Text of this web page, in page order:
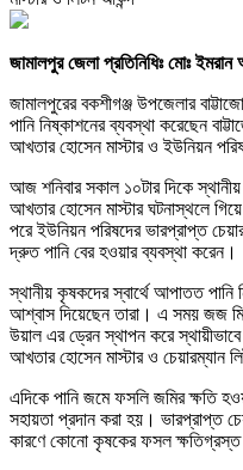
জামালপুর জেলা প্রতিনিধিঃ মোঃ ইমরান
জামালপুরের বকশীগঞ্জ উপজেলার
পানি নিষ্কাশনের ব্যবস্থা করেছেন
আখতার হোসেন মাস্টার ও ইউনিয়ন
আজ শনিবার সকাল ১০টার দিকে
আখতার হোসেন মাস্টার ঘটনাস্থলে
পরে ইউনিয়ন পরিষদের ভারপ্রাপ্ত
দ্রুত পানি বের হওয়ার ব্যবস্থা করেন।
স্থানীয় কৃষকদের স্বার্থে আপাতত পানি
আশ্বাস দিয়েছেন তারা। এ সময় জজ
উয়াল এর ড্রেন স্থাপন করে স্থায়ীভাবে
আখতার হোসেন মাস্টার ও চেয়ারম্যান
এদিকে পানি জমে ফসলি জমির ক্ষতি
সহায়তা প্রদান করা হয়। ভারপ্রাপ্ত
কারণে কোনো কৃষকের ফসল ক্ষতিগ্রস্ত